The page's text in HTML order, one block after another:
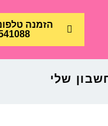
שלי